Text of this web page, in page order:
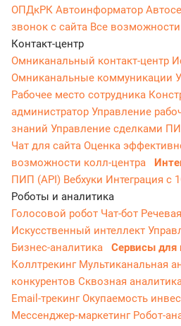
ОПДкРК Автоинформатор
звонок с сайта Все
Контакт-центр
Омниканальный контакт-центр
Омниканальные коммуникации
Рабочее место сотрудника
администратор Управление
знаний Управление сделками
Чат для сайта Оценка
возможности колл-центра
ПИП (API) Вебхуки Интеграция с
Роботы и аналитика
Голосовой робот Чат-бот
Искусственный интеллект
Бизнес-аналитика
Сервисы для
Коллтрекинг Мультиканальная
конкурентов Сквозная
Email-трекингОкупаемость
Мессенджер‑маркетинг Робот-